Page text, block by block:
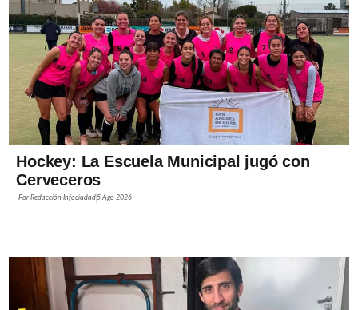
Hockey: La Escuela Municipal jugó con
Cerveceros
PorRedacción Infociudad 5 Ago 2026